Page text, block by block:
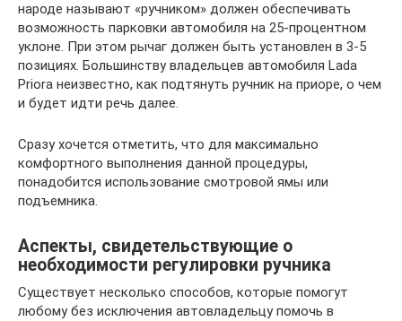
народе называют «ручником» должен обеспечивать
возможность парковки автомобиля на 25-процентном
уклоне. При этом рычаг должен быть установлен в 3-5
позициях. Большинству владельцев автомобиля Lada
Priora неизвестно, как подтянуть ручник на приоре, о чем
и будет идти речь далее.
Сразу хочется отметить, что для максимально
комфортного выполнения данной процедуры,
понадобится использование смотровой ямы или
подъемника.
Аспекты, свидетельствующие о
необходимости регулировки ручника
Существует несколько способов, которые помогут
любому без исключения автовладельцу помочь в